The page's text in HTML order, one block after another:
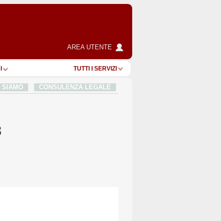
AREA UTENTE
TUTTI I SERVIZI
SIAMO CONSULENZA LEGALE